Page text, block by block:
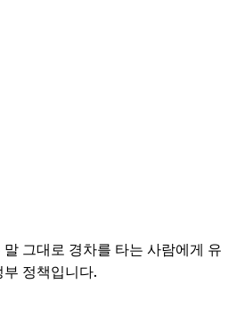
그대로 경차를 타는 사람에게 유
정책입니다.